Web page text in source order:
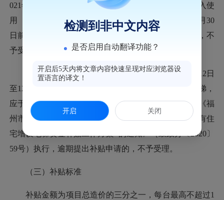
021年1月1日至12月31日期间取得检验合格证并登记投入使
用（以电梯使用登记证发证日期为准），并于2022年6月30
日前向属地社区提出补贴申请。逾期提出补贴申请的，不
予受理。
符合2020年补贴条件未领取补贴，且于2020年6月12日
至12月31日期间取得检验合格证并登记投入使用的电梯，
应于2021年6月30日前向属地社区提出补贴申请，按照《福
州市鼓楼区人民政府办公室关于印发<鼓楼区2020年既有住
宅增设电梯资金补贴工作方案>的通知》（鼓政办〔2020〕
59号）执行，逾期提出补贴申请的，不予受理。
（三）补贴标准
补贴金额为项目总造价的三分之一，每台最高不超过1
检测到非中文内容
是否启用自动翻译功能？
开启后5天内将文章内容快速呈现对应浏览器设
置语言的译文！
开启 关闭